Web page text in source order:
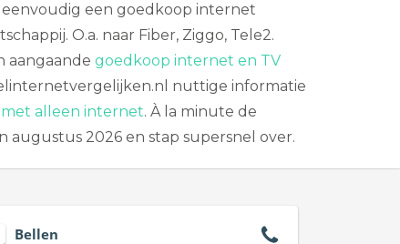
een goedkoop internet
O.a. naar Fiber, Ziggo, Tele2.
aangaande goedkoop internet en TV
nuttige informatie
alleen internet. À la minute de
2026 en stap supersnel over.
Bellen